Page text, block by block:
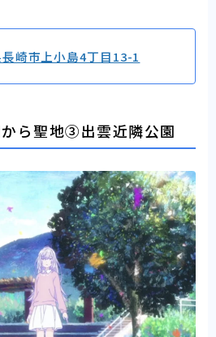
崎市上小島4丁目13-1
ら聖地③出雲近隣公園